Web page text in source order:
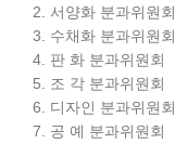
2. 서양화 분과위원회
3. 수채화 분과위원회
4. 판 화 분과위원회
5. 조 각 분과위원회
6. 디자인 분과위원회
7. 공 예 분과위원회